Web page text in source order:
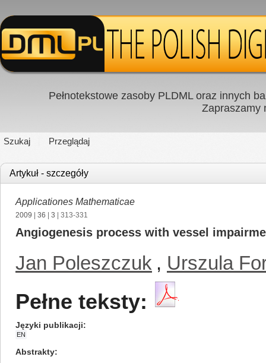
Pełnotekstowe zasoby PLDML oraz innych
Zapraszamy
Szukaj Przeglądaj
Artykuł - szczegóły
Applicationes Mathematicae
2009 36 3 | 313-331
Angiogenesis process with vessel
Jan Poleszczuk , Urszula
Pełne teksty:
Języki publikacji
EN
Abstrakty